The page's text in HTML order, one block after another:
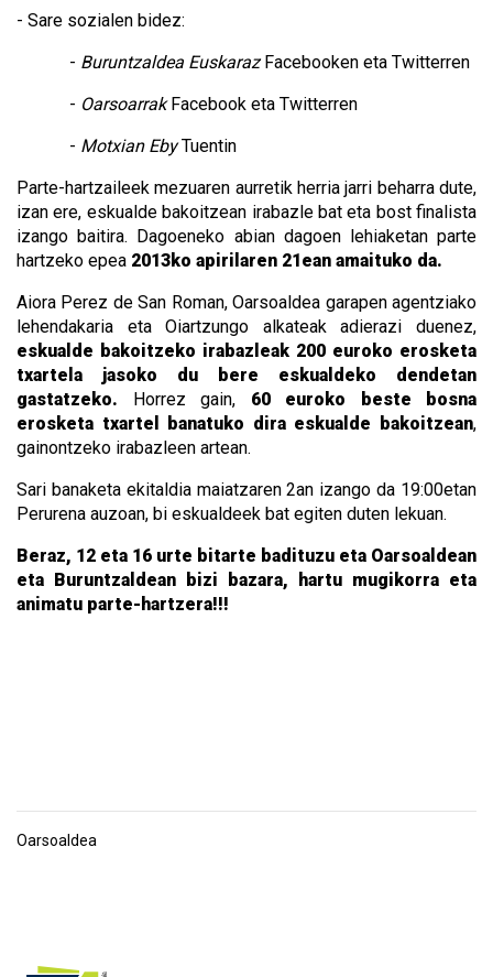
- Sare sozialen bidez:
- Buruntzaldea EuskarazFacebooken eta Twitterren
- OarsoarrakFacebook eta Twitterren
- Motxian EbyTuentin
Parte-hartzaileek mezuaren aurretik herria jarri beharra dute,
izan ere, eskualde bakoitzean irabazle bat eta bost finalista
izango baitira. Dagoeneko abian dagoen lehiaketan parte
hartzeko epea 2013ko apirilaren 21ean amaituko da.
Aiora Perez de San Roman, Oarsoaldea garapen agentziako
lehendakaria eta Oiartzungo alkateak adierazi duenez,
eskualde bakoitzeko irabazleak 200 euroko erosketa
txartela jasoko du bere eskualdeko dendetan
gastatzeko. Horrez gain, 60 euroko beste bosna
erosketa txartel banatuko dira eskualde bakoitzean,
gainontzeko irabazleen artean.
Sari banaketa ekitaldia maiatzaren 2an izango da 19:00etan
Perurena auzoan, bi eskualdeek bat egiten duten lekuan.
Beraz, 12 eta 16 urte bitarte badituzu eta Oarsoaldean
eta Buruntzaldean bizi bazara, hartu mugikorra eta
animatu parte-hartzera!!!
Oarsoaldea